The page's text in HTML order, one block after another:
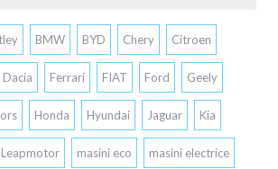
BMW BYD Chery Citroen
Dacia Ferrari FIAT Ford Geely
Honda Hyundai Jaguar Kia
Leapmotor masini eco masini electrice